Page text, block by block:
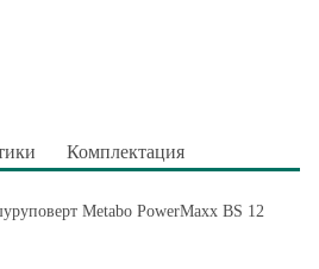
Комплектация
Metabo PowerMaxx BS 12